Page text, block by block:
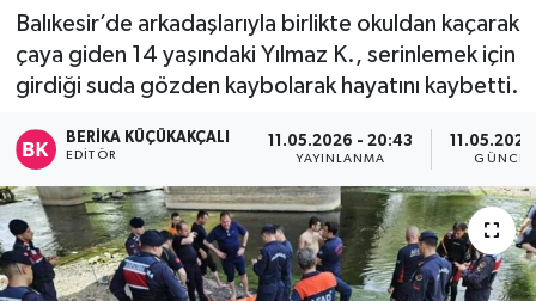
Balıkesir’de arkadaşlarıyla birlikte okuldan kaçarak
çaya giden 14 yaşındaki Yılmaz K., serinlemek için
girdiği suda gözden kaybolarak hayatını kaybetti.
BERIKA KÜÇÜKAKÇALI
EDITÖR
11.05.2026 - 20:43
YAYINLANMA
Bartın
Bolu
ÇEVRE
Haber Arşivi